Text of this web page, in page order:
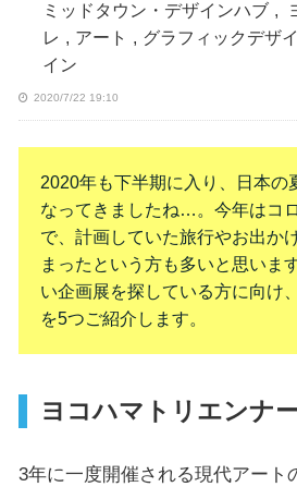
ミッドタウン・デザインハブ ,
レ , アート , グラフィックデザ
イン
2020/7/22 19:10
2020年も下半期に入り、日本の
なってきましたね…。今年はコ
で、計画していた旅行やお出か
まったという方も多いと思いま
い企画展を探している方に向け
を5つご紹介します。
ヨコハマトリエンナ
3年に一度開催される現代アート